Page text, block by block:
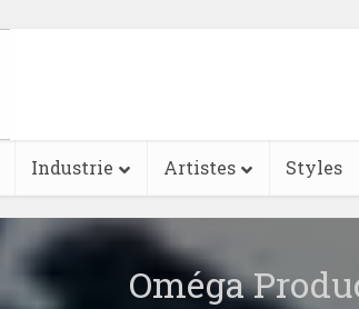
Industrie Artistes Styles
Oméga